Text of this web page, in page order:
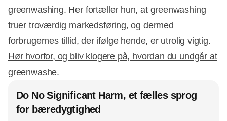
greenwashing. Her fortæller hun, at greenwashing
truer troværdig markedsføring, og dermed
forbrugernes tillid, der ifølge hende, er utrolig vigtig.
Hør hvorfor, og bliv klogere på, hvordan du undgår at
greenwashe.
Do No Significant Harm, et fælles sprog
for bæredygtighed